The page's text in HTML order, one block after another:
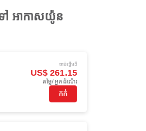
ៅ អាកាសយ៉ូន
ចាប់ផ្ដើមពី
US$ 261.15
តម្លៃ/ អ្នកដំណើរ
កក់